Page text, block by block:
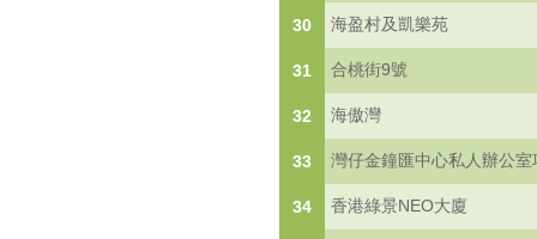
30 海盈村及凱樂苑
31 合桃街9號
32 海傲灣
33 灣仔金鐘匯中心私人辦公室
34 香港綠景NEO大廈